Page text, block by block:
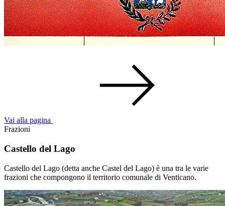
Vai alla pagina
Frazioni
Castello del Lago
Castello del Lago (detta anche Castel del Lago) è una tra le varie
frazioni che compongono il territorio comunale di Venticano.